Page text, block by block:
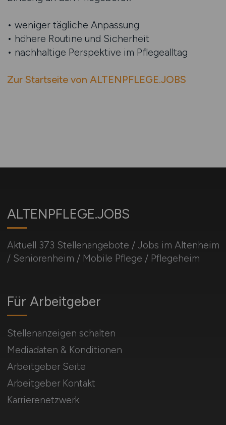
• weniger tägliche Anpassung
• höhere Routine und Sicherheit
• nachhaltige Perspektive im Pflegealltag
Zur Startseite von ALTENPFLEGE.JOBS
ALTENPFLEGE.JOBS
Aktuell 373 Stellenangebote / Jobs im Altenheim
/ Seniorenheim / Mobile Pflege / Pflegeheim
Für Arbeitgeber
Stellenanzeigen schalten
Mediadaten & Konditionen
Arbeitgeber Seite
Arbeitgeber Kontakt
Karrierenetzwerk